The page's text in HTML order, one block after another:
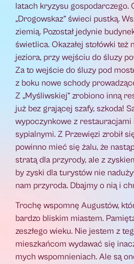
latach kryzysu gospodarczego.
„Drogowskaz” świeci pustką.
ziemią. Pozostał jedynie
świetlica. Okazałej stołówki też
jeziora, przy wejściu do śluzy
Za to wejście do śluzy pod
z boku nowe schody
Z „Myśliwskiej” zrobiono inną
już bez grającej szafy, szkoda!
wypoczynkowe z restauracjami
sypialnymi. Z Przewięzi zrobił
powinno mieć się żalu, że
stratą dla przyrody, ale z
by zyski dla turystów nie
nam przyroda. Dbajmy o nią i
Trochę wspomnę Augustów,
bardzo bliskim miastem.
zeszłego wieku. Nie jestem z
mieszkańcom wydawać się
mych wspomnieniach. Ale są